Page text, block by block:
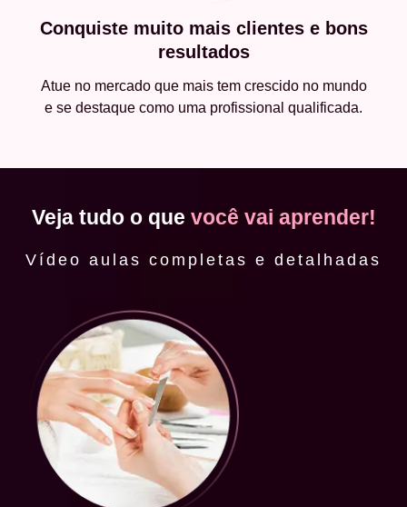
Conquiste muito mais clientes e bons
resultados
Atue no mercado que mais tem crescido no mundo
e se destaque como uma profissional qualificada.
Veja tudo o que você vai aprender!
Vídeo aulas completas e detalhadas